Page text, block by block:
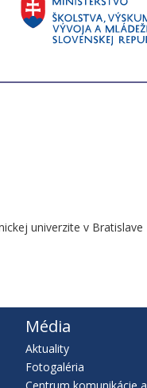
univerzite v Bratislave
Média
Aktuality
Fotogaléria